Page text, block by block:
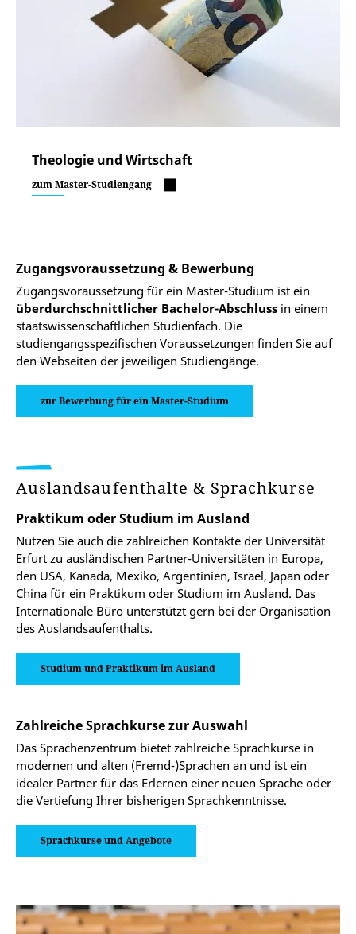
Theologie und Wirtschaft
zum Master-Studiengang
Zugangsvoraussetzung & Bewerbung
Zugangsvoraussetzung für ein Master-Studium ist ein
überdurchschnittlicher Bachelor-Abschluss in einem
staatswissenschaftlichen Studienfach. Die
studiengangsspezifischen Voraussetzungen finden Sie auf
den Webseiten der jeweiligen Studiengänge.
zur Bewerbung für ein Master-Studium
Auslandsaufenthalte & Sprachkurse
Praktikum oder Studium im Ausland
Nutzen Sie auch die zahlreichen Kontakte der Universität
Erfurt zu ausländischen Partner-Universitäten in Europa,
den USA, Kanada, Mexiko, Argentinien, Israel, Japan oder
China für ein Praktikum oder Studium im Ausland. Das
Internationale Büro unterstützt gern bei der Organisation
des Auslandsaufenthalts.
Studium und Praktikum im Ausland
Zahlreiche Sprachkurse zur Auswahl
Das Sprachenzentrum bietet zahlreiche Sprachkurse in
modernen und alten (Fremd-)Sprachen an und ist ein
idealer Partner für das Erlernen einer neuen Sprache oder
die Vertiefung Ihrer bisherigen Sprachkenntnisse.
Sprachkurse und Angebote